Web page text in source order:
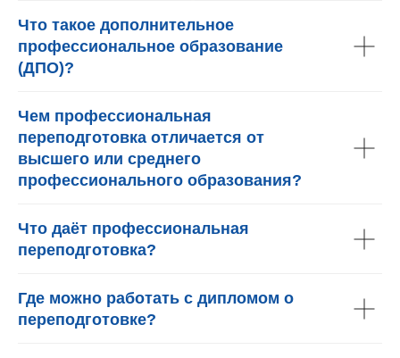
Что такое дополнительное
профессиональное образование
(ДПО)?
Чем профессиональная
переподготовка отличается от
высшего или среднего
профессионального образования?
Что даёт профессиональная
переподготовка?
Где можно работать с дипломом о
переподготовке?